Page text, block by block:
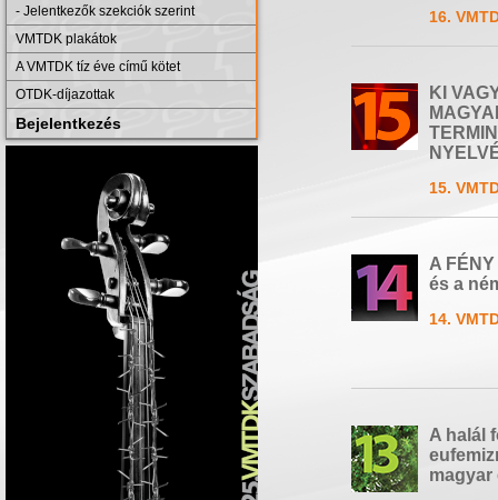
- Jelentkezők szekciók szerint
VMTDK plakátok
A VMTDK tíz éve című kötet
OTDK-díjazottak
Bejelentkezés
16.
KI
15.
A
és a
14.
A halál
magyar